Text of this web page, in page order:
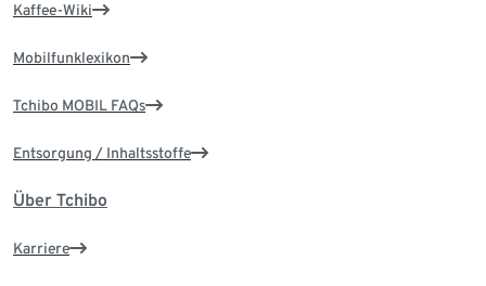
Kaffee-Wiki
Mobilfunklexikon
Tchibo MOBIL FAQs
Entsorgung / Inhaltsstoffe
Über Tchibo
Karriere